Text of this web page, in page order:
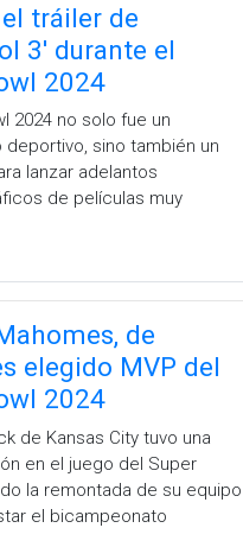
tráiler de
3' durante el
2024
2024 no solo fue un
sino también un
lanzar adelantos
de películas muy
de
elegido MVP del
2024
de Kansas City tuvo una
en el juego del Super
la remontada de su equipo
el bicampeonato